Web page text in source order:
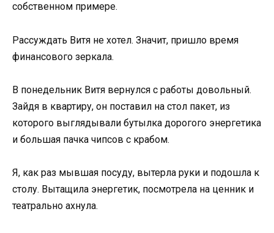
собственном примере.
Рассуждать Витя не хотел. Значит, пришло время
финансового зеркала.
В понедельник Витя вернулся с работы довольный.
Зайдя в квартиру, он поставил на стол пакет, из
которого выглядывали бутылка дорогого энергетика
и большая пачка чипсов с крабом.
Я, как раз мывшая посуду, вытерла руки и подошла к
столу. Вытащила энергетик, посмотрела на ценник и
театрально ахнула.